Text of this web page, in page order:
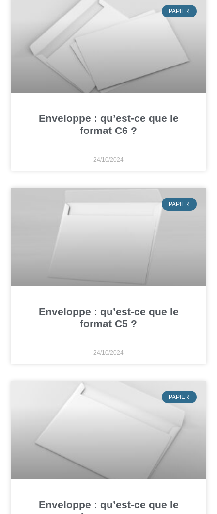
PAPIER
Enveloppe : qu’est-ce que le
format C6 ?
24/10/2024
PAPIER
Enveloppe : qu’est-ce que le
format C5 ?
24/10/2024
PAPIER
Enveloppe : qu’est-ce que le